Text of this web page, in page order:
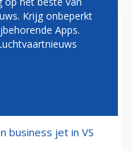
plakken zich vast
business jet in VS
Krijg onbeperkt
Apps.